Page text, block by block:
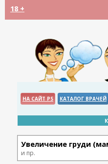
18 +
НА САЙТ PS КАТАЛОГ ВРАЧЕЙ
Увеличение груди
и пр.